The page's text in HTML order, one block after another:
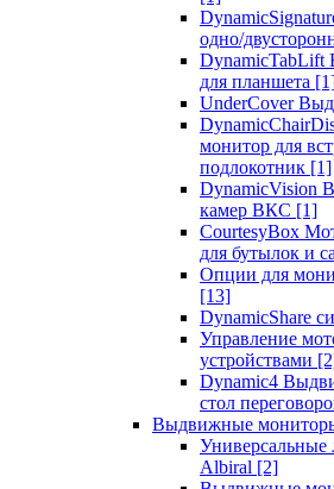
одно/
DynamicTabLift
для планшета
UnderCover
монитор для
подлокотник [1]
DynamicVision
камер ВКС [1]
CourtesyBox
для бутылок и
Опции для
[13]
DynamicShare
Управление
устройствами
Dynamic4
стол
Выдвижные
Универсальные
Albiral [2]